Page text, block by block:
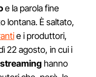
e la parola fine
lontana. È saltato,
e i produttori,
22 agosto, in cui i
hanno